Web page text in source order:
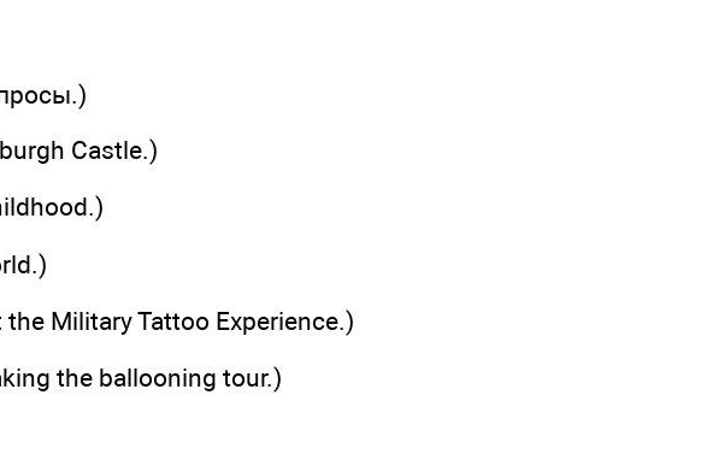
Castle.)
Military Tattoo Experience.)
the ballooning tour.)